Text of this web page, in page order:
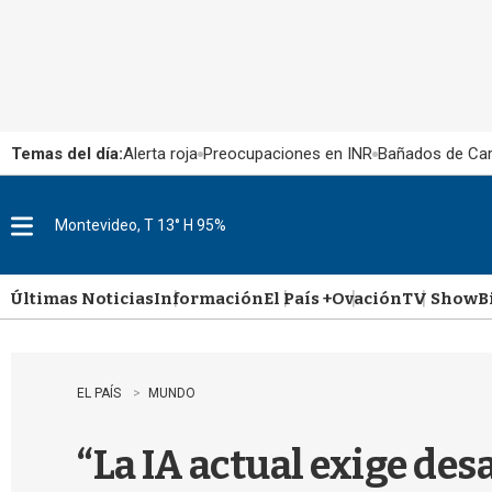
Temas del día:Alerta roja Preocupaciones en INR Bañados de
u
Montevideo, T 13° H 95%
Últimas NoticiasInformaciónEl País +OvaciónTV Show
EL PAÍS MUNDO
“La IA actual exige